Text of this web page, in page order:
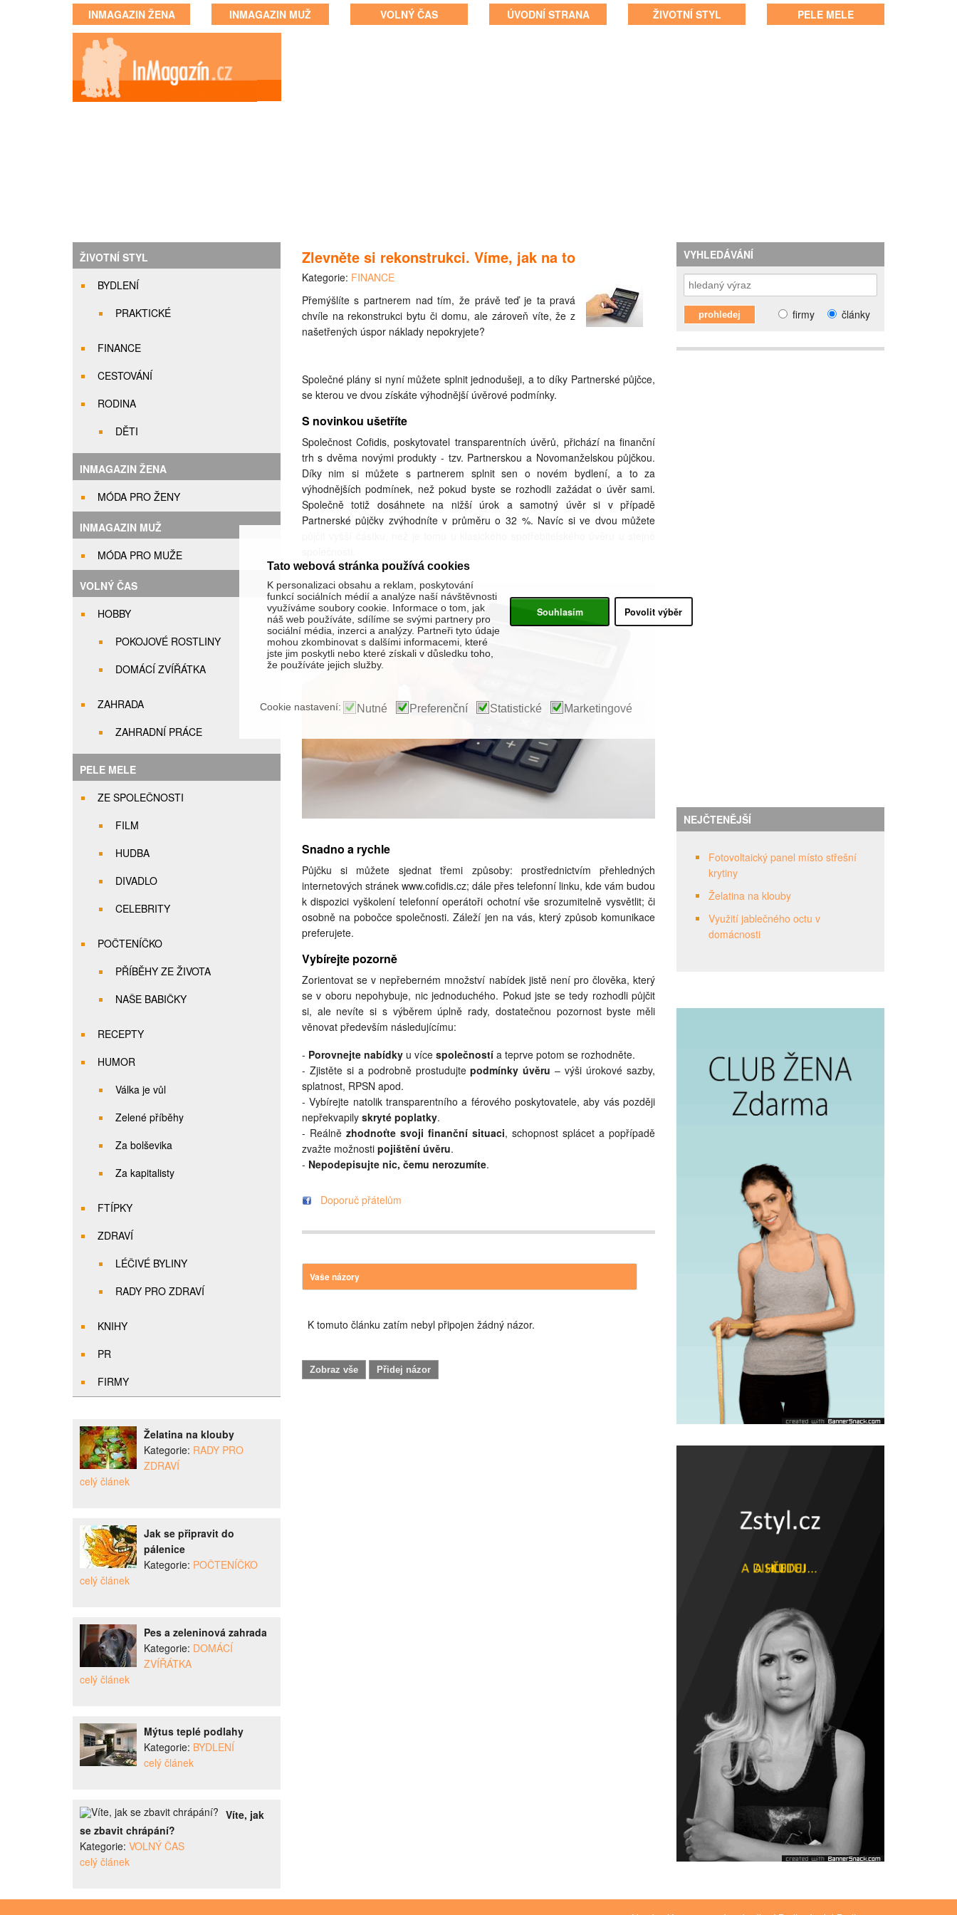
INMAGAZIN ŽENA INMAGAZIN MUŽ VOLNÝ ČAS ÚVODNÍ STRANA ŽIVOTNÍ STYL PELE MELE
ŽIVOTNÍ STYL
BYDLENÍ
PRAKTICKÉ
FINANCE
CESTOVÁNÍ
RODINA
DĚTI
INMAGAZIN ŽENA
MÓDA PRO ŽENY
INMAGAZIN MUŽ
MÓDA PRO MUŽE
VOLNÝ ČAS
HOBBY
POKOJOVÉ ROSTLINY
DOMÁCÍ ZVÍŘÁTKA
ZAHRADA
ZAHRADNÍ PRÁCE
PELE MELE
ZE SPOLEČNOSTI
FILM
HUDBA
DIVADLO
CELEBRITY
POČTENÍČKO
PŘÍBĚHY ZE ŽIVOTA
NAŠE BABIČKY
RECEPTY
HUMOR
Válka je vůl
Zelené příběhy
Za bolševika
Za kapitalisty
FTÍPKY
ZDRAVÍ
LÉČIVÉ BYLINY
RADY PRO ZDRAVÍ
KNIHY
PR
FIRMY
Želatina na klouby
Kategorie: RADY PRO
ZDRAVÍ
celý článek
Jak se připravit do
pálenice
Kategorie: POČTENÍČKO
celý článek
Pes a zeleninová zahrada
Kategorie: DOMÁCÍ
ZVÍŘÁTKA
celý článek
Mýtus teplé podlahy
Kategorie: BYDLENÍ
celý článek
Víte, jak
se zbavit chrápání?
Kategorie: VOLNÝ ČAS
celý článek
Zlevněte si rekonstrukci. Víme, jak na to
Kategorie: FINANCE
Přemýšlíte s partnerem nad tím, že právě teď je ta pravá
chvíle na rekonstrukci bytu či domu, ale zároveň víte, že z
našetřených úspor náklady nepokryjete?
Společné plány si nyní můžete splnit jednodušeji, a to díky Partnerské půjčce,
se kterou ve dvou získáte výhodnější úvěrové podmínky.
S novinkou ušetříte
Společnost Cofidis, poskytovatel transparentních úvěrů, přichází na finanční
trh s dvěma novými produkty - tzv. Partnerskou a Novomanželskou půjčkou.
Díky nim si můžete s partnerem splnit sen o novém bydlení, a to za
výhodnějších podmínek, než pokud byste se rozhodli zažádat o úvěr sami.
Společně totiž dosáhnete na nižší úrok a samotný úvěr si v případě
Partnerské půjčky zvýhodníte v průměru o 32 %. Navíc si ve dvou můžete
Snadno a rychle
Půjčku si můžete sjednat třemi způsoby: prostřednictvím přehledných
internetových stránek www.cofidis.cz; dále přes telefonní linku, kde vám budou
k dispozici vyškolení telefonní operátoři ochotní vše srozumitelně vysvětlit; či
osobně na pobočce společnosti. Záleží jen na vás, který způsob komunikace
preferujete.
Vybírejte pozorně
Zorientovat se v nepřeberném množství nabídek jistě není pro člověka, který
se v oboru nepohybuje, nic jednoduchého. Pokud jste se tedy rozhodli půjčit
si, ale nevíte si s výběrem úplně rady, dostatečnou pozornost byste měli
věnovat především následujícímu:
- Porovnejte nabídkyu více společnostía teprve potom se rozhodněte.
- Zjistěte si a podrobně prostudujtepodmínky úvěru – výši úrokové sazby,
splatnost, RPSN apod.
- Vybírejte natolik transparentního a férového poskytovatele, aby vás později
nepřekvapily skryté poplatky.
- Reálně zhodnoťte svoji finanční situaci, schopnost splácet a popřípadě
zvažte možnosti pojištění úvěru.
- Nepodepisujte nic, čemu nerozumíte.
Doporuč přátelům
Vaše názory
K tomuto článku zatím nebyl připojen žádný názor.
VYHLEDÁVÁNÍ
články
firmy
NEJČTENĚJŠÍ
Fotovoltaický panel místo střešní
krytiny
Želatina na klouby
Využití jablečného octu v
domácnosti
Tato webová stránka používá cookies
K personalizaci obsahu a reklam, poskytování
funkcí sociálních médií a analýze naší návštěvnosti
využíváme soubory cookie. Informace o tom, jak
náš web používáte, sdílíme se svými partnery pro
sociální média, inzerci a analýzy. Partneři tyto údaje
mohou zkombinovat s dalšími informacemi, které
jste jim poskytli nebo které získali v důsledku toho,
že používáte jejich služby.
Souhlasím Povolit výběr
Cookie nastavení: Nutné Preferenční Statistické Marketingové